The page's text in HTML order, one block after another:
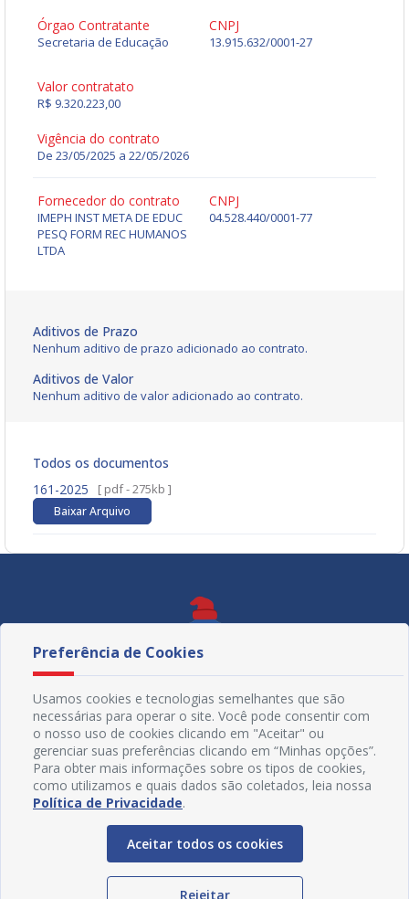
Órgao Contratante
Secretaria de Educação
CNPJ
13.915.632/0001-27
Valor contratato
R$ 9.320.223,00
Vigência do contrato
De 23/05/2025 a 22/05/2026
Fornecedor do contrato
IMEPH INST META DE EDUC
PESQ FORM REC HUMANOS
LTDA
CNPJ
04.528.440/0001-77
Aditivos de Prazo
Nenhum aditivo de prazo adicionado ao contrato.
Aditivos de Valor
Nenhum aditivo de valor adicionado ao contrato.
Todos os documentos
161-2025
[ pdf - 275kb ]
Baixar Arquivo
Preferência de Cookies
Usamos cookies e tecnologias semelhantes que são
necessárias para operar o site. Você pode consentir com
o nosso uso de cookies clicando em "Aceitar" ou
gerenciar suas preferências clicando em “Minhas opções”.
Para obter mais informações sobre os tipos de cookies,
como utilizamos e quais dados são coletados, leia nossa
Política de Privacidade.
Aceitar todos os cookies
Rejeitar